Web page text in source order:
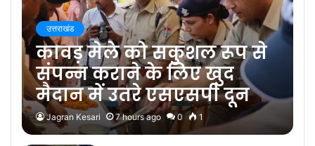
उत्तराखंड
कावड़ मेले को सकुशल रूप से
संपन्न कराने के लिए खुद
मैदान में उतरे एसएसपी दून
Jagran Kesari 7 hours ago 0 1